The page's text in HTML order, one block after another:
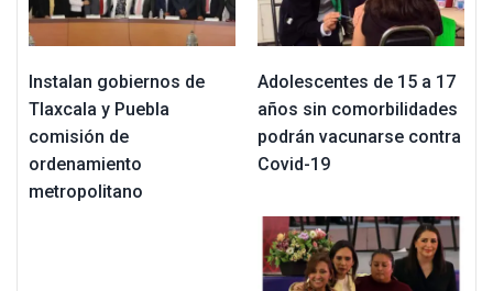
Instalan gobiernos de
Tlaxcala y Puebla
comisión de
ordenamiento
metropolitano
Adolescentes de 15 a 17
años sin comorbilidades
podrán vacunarse contra
Covid-19